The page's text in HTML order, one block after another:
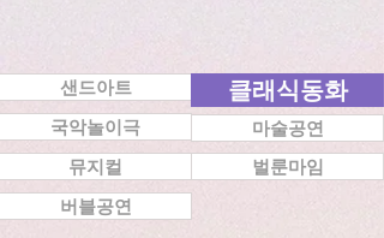
샌드아트 클래식동화
국악놀이극
마술공연
뮤지컬
벌룬마임
버블공연